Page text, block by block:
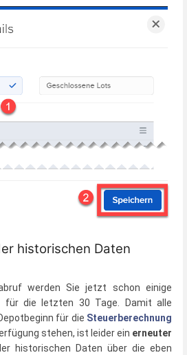
historischen Daten
werden Sie jetzt schon einige
für die letzten 30 Tage. Damit alle
für die Steuerberechnung
stehen, ist leider ein erneuter
historischen Daten über die eben